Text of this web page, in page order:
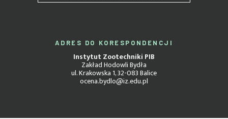
ADRES DO KORESPONDENCJI
Instytut Zootechniki PIB
Zakład Hodowli Bydła
ul. Krakowska 1, 32-083 Balice
ocena.bydlo@iz.edu.pl